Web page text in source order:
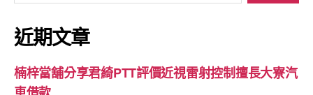
關
鍵
字:
近期文章
楠梓當舖分享君綺PTT評價近視雷射控制擅長大寮汽